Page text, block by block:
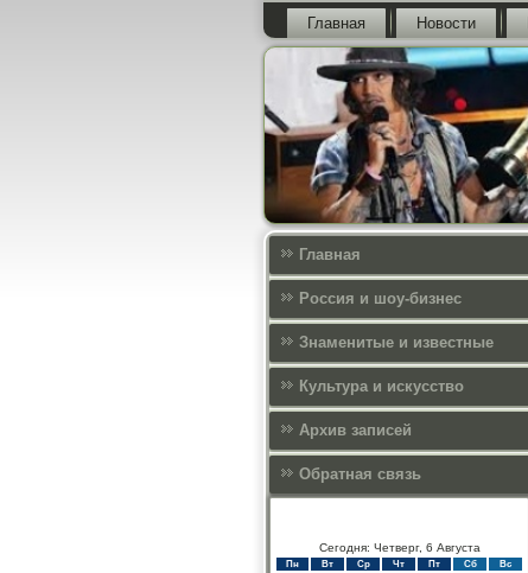
Главная Новости
Главная
Россия и шоу-бизнес
Знаменитые и известные
Культура и искусcтво
Архив записей
Обратная связь
Сегодня: Четверг, 6 Августа
Пн Вт Ср Чт Пт Сб Вс